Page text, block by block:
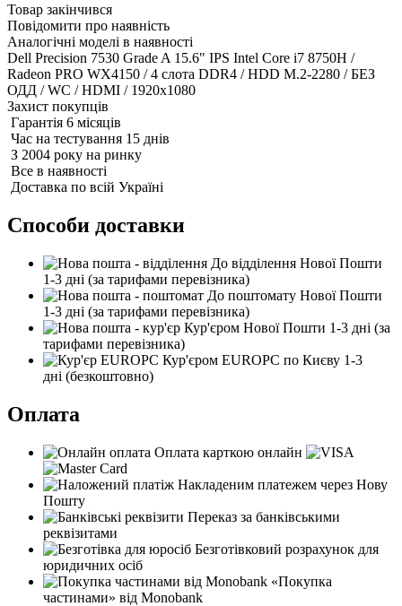
Товар закінчився
Повідомити про наявність
Аналогічні моделі в наявності
Dell Precision 7530 Grade A 15.6" IPS Intel Core i7 8750H /
Radeon PRO WX4150 / 4 слота DDR4 / HDD M.2-2280 / БЕЗ
ОДД / WC / HDMI / 1920x1080
Захист покупців
Гарантія 6 місяців
Час на тестування 15 днів
З 2004 року на ринку
Все в наявності
Доставка по всій Україні
Способи доставки
До відділення Нової Пошти
1-3 дні (за тарифами перевізника)
До поштомату Нової Пошти
1-3 дні (за тарифами перевізника)
Кур'єром Нової Пошти 1-3 дні (за
тарифами перевізника)
Кур'єром EUROPC по Києву 1-3
дні (безкоштовно)
Оплата
Оплата карткою онлайн
Накладеним платежем через Нову
Пошту
Переказ за банківськими
реквізитами
Безготівковий розрахунок для
юридичних осіб
«Покупка
частинами» від Monobank